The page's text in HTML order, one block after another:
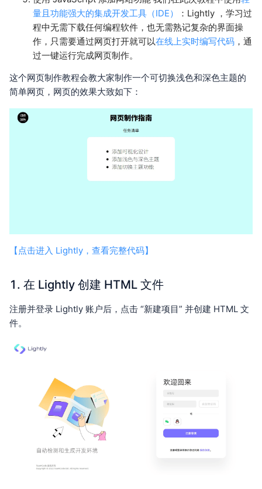
量且功能强大的集成开发工具（IDE）
：Lightly ，学习过
程中无需下载任何编程软件，也无需熟记复杂的界面操
作，只需要通过网页打开就可以在线上实时编写代码 ，通
过一键运行完成网页制作。
这个网页制作教程会教大家制作一个可切换浅色和深色主题的
简单网页，网页的效果大致如下：
【点击进入 Lightly，查看完整代码】
1. 在 Lightly 创建 HTML 文件
注册并登录 Lightly 账户后，点击 “新建项目” 并创建 HTML 文
件。